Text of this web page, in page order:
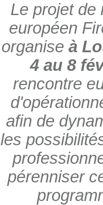
Le projet de
européen
organise à
4 au 8
rencontre
afin de
les
pérenniser